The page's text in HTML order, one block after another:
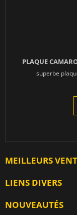
PLAQUE
superbe
MEILLEURS
LIENS DIVERS
NOUVEAUTÉS